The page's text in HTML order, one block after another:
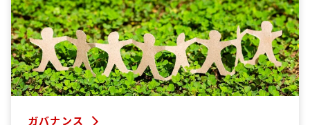
ガバナンス